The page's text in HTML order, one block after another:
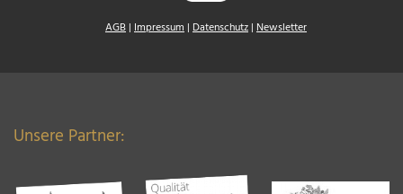
AGB | Impressum | Datenschutz | Newsletter
Unsere Partner: